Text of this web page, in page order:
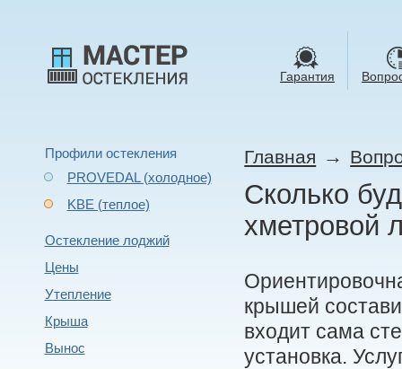
Гарантия
Профили остекления
PROVEDAL (холодное)
KBE (теплое)
Остекление лоджий
Цены
Утепление
Крыша
Вынос
Главная →
Сколько
хметровой
крышей
входит сама
установка.